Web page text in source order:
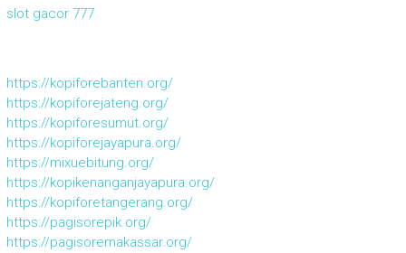
slot gacor 777
https://kopiforebanten.org/
https://kopiforejateng.org/
https://kopiforesumut.org/
https://kopiforejayapura.org/
https://mixuebitung.org/
https://kopikenanganjayapura.org/
https://kopiforetangerang.org/
https://pagisorepik.org/
https://pagisoremakassar.org/